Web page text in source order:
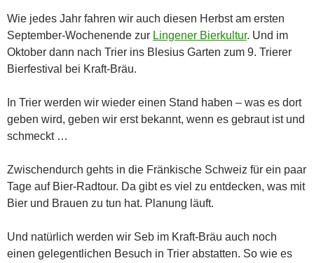
Wie jedes Jahr fahren wir auch diesen Herbst am ersten
September-Wochenende zur Lingener Bierkultur. Und im
Oktober dann nach Trier ins Blesius Garten zum 9. Trierer
Bierfestival bei Kraft-Bräu.
In Trier werden wir wieder einen Stand haben – was es dort
geben wird, geben wir erst bekannt, wenn es gebraut ist und
schmeckt …
Zwischendurch gehts in die Fränkische Schweiz für ein paar
Tage auf Bier-Radtour. Da gibt es viel zu entdecken, was mit
Bier und Brauen zu tun hat. Planung läuft.
Und natürlich werden wir Seb im Kraft-Bräu auch noch
einen gelegentlichen Besuch in Trier abstatten. So wie es